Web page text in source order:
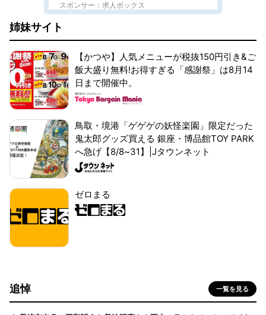
スポンサー：求人ボックス
姉妹サイト
【かつや】人気メニューが税抜150円引き&ご
飯大盛り無料!お得すぎる「感謝祭」は8月14
日まで開催中。
鳥取・境港「ゲゲゲの妖怪楽園」限定だった
鬼太郎グッズ買える 銀座・博品館TOY PARK
へ急げ【8/8~31】|Jタウンネット
ゼロまる
追悼 一覧を見る